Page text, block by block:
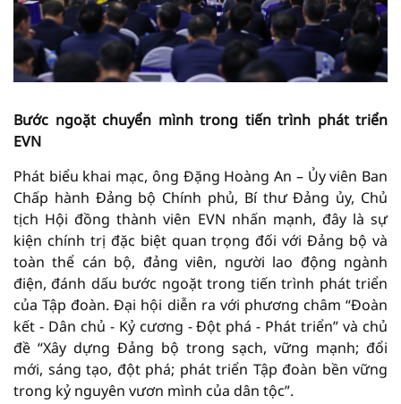
Bước ngoặt chuyển mình trong tiến trình phát triển
EVN
Phát biểu khai mạc, ông Đặng Hoàng An – Ủy viên Ban
Chấp hành Đảng bộ Chính phủ, Bí thư Đảng ủy, Chủ
tịch Hội đồng thành viên EVN nhấn mạnh, đây là sự
kiện chính trị đặc biệt quan trọng đối với Đảng bộ và
toàn thể cán bộ, đảng viên, người lao động ngành
điện, đánh dấu bước ngoặt trong tiến trình phát triển
của Tập đoàn. Đại hội diễn ra với phương châm “Đoàn
kết - Dân chủ - Kỷ cương - Đột phá - Phát triển” và chủ
đề “Xây dựng Đảng bộ trong sạch, vững mạnh; đổi
mới, sáng tạo, đột phá; phát triển Tập đoàn bền vững
trong kỷ nguyên vươn mình của dân tộc”.